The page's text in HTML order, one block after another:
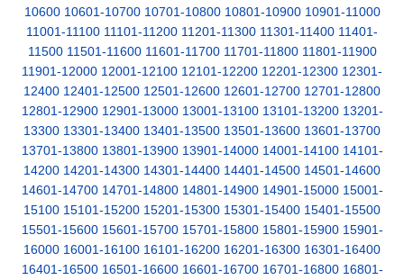
10600 10601-10700 10701-10800 10801-10900 10901-11000
11001-11100 11101-11200 11201-11300 11301-11400 11401-
11500 11501-11600 11601-11700 11701-11800 11801-11900
11901-12000 12001-12100 12101-12200 12201-12300 12301-
12400 12401-12500 12501-12600 12601-12700 12701-12800
12801-12900 12901-13000 13001-13100 13101-13200 13201-
13300 13301-13400 13401-13500 13501-13600 13601-13700
13701-13800 13801-13900 13901-14000 14001-14100 14101-
14200 14201-14300 14301-14400 14401-14500 14501-14600
14601-14700 14701-14800 14801-14900 14901-15000 15001-
15100 15101-15200 15201-15300 15301-15400 15401-15500
15501-15600 15601-15700 15701-15800 15801-15900 15901-
16000 16001-16100 16101-16200 16201-16300 16301-16400
16401-16500 16501-16600 16601-16700 16701-16800 16801-